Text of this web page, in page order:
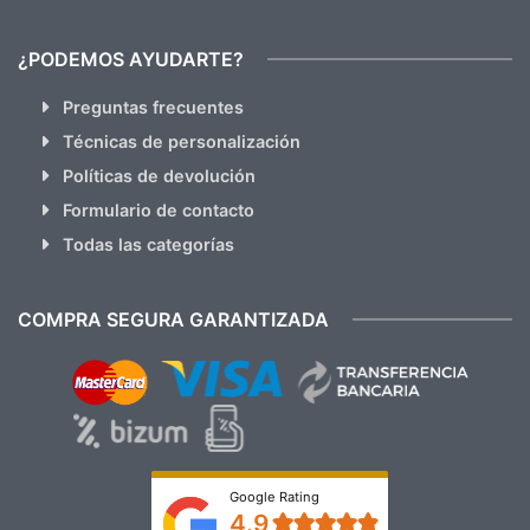
¿PODEMOS AYUDARTE?
Preguntas frecuentes
Técnicas de personalización
Políticas de devolución
Formulario de contacto
Todas las categorías
COMPRA SEGURA GARANTIZADA
Google Rating
4.9